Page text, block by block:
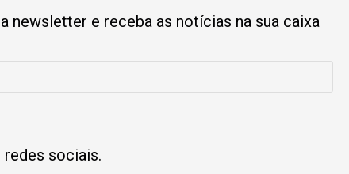
newsletter e receba as notícias na sua caixa
redes sociais.